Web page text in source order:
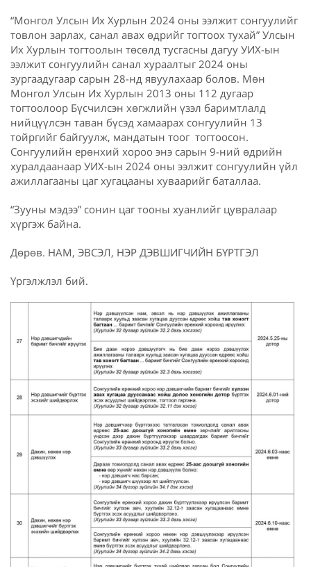
“Монгол Улсын Их Хурлын 2024 оны ээлжит сонгуулийг
товлон зарлах, санал авах өдрийг тогтоох тухай” Улсын
Их Хурлын тогтоолын төсөлд тусгасны дагуу УИХ-ын
ээлжит сонгуулийн санал хураалтыг 2024 оны
зургаадугаар сарын 28-нд явуулахаар болов. Мөн
Монгол Улсын Их Хурлын 2013 оны 112 дугаар
тогтоолоор Бүсчилсэн хөгжлийн үзэл баримтлалд
нийцүүлсэн таван бүсэд хамаарах сонгуулийн 13
тойргийг байгуулж, мандатын тоог тогтоосон.
Сонгуулийн ерөнхий хороо энэ сарын 9-ний өдрийн
хуралдаанаар УИХ-ын 2024 оны ээлжит сонгуулийн үйл
ажиллагааны цаг хугацааны хуваарийг баталлаа.
“Зууны мэдээ” сонин цаг тооны хуанлийг цувралаар
хүргэж байна.
Дөрөв. НАМ, ЭВСЭЛ, НЭР ДЭВШИГЧИЙН БҮРТГЭЛ
Үргэлжлэл бий.